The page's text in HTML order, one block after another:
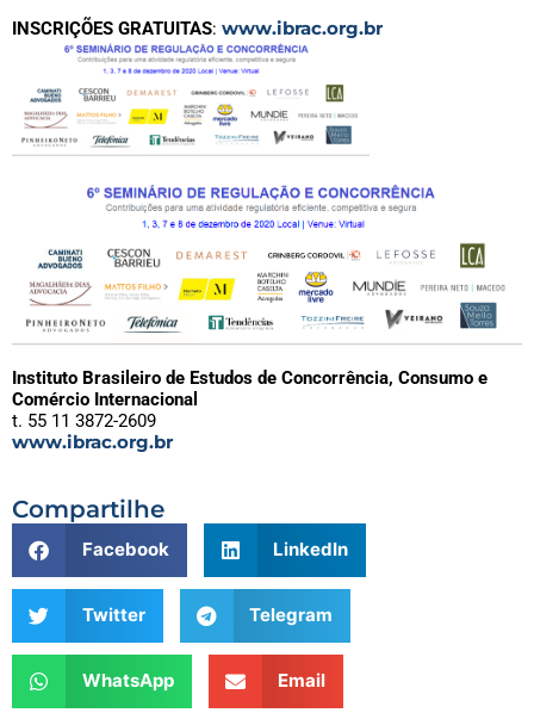
INSCRIÇÕES GRATUITAS: www.ibrac.org.br
Instituto Brasileiro de Estudos de Concorrência, Consumo e
Comércio Internacional
t. 55 11 3872-2609
www.ibrac.org.br
Compartilhe
Facebook LinkedIn
Twitter Telegram
WhatsApp Email